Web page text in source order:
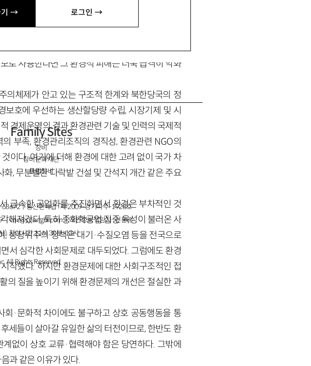
기 → 로그인 →
날로 심각해지고 있다. 북한의 경제가 회생되어
로 사용한다면 그 환경적 피해는 더욱 급격히 악화
의체제가 안고 있는 구조적 한계와 북한당국의 정
호에 우선하는 생산할당량 수립, 시장기제 및 시
경제운영의 결과 환경관련 기술 및 인력의 국제적
부족, 환경관리조직의 경직성, 환경관련 NGO의
이다. 여기에 더해 환경에 대한 고려 없이 국가 차
, 무분별한 다락밭 건설 및 간석지 개간 같은 주요
급속한 공업화를 추진하면서 환경은 부차적인 것
해져갔다. 특히 중화학공업 집중 육성이 불러온 사
성장위주의 정책은 대기·수질오염 등을 전국으로
서 심각한 사회문제로 대두되었다. 그럼에도 환경
작했다. 하지만 환경문제에 대한 사회구조적인 접
의 질을 높이기 위해 환경문제의 개선은 절실한 과
회·문화적 차이에도 불구하고 상호 공동행동을 통
세들이 살아갈 유일한 삶의 터전이므로, 한반도 환
없이 상호 교류·협력해야 함은 당연하다. 그밖에
과 같은 이유가 있다.
Family Sites
창비
창비문화재단
클럽창비
ㅣ통신판매업 : 제 2009-경기파주-1928호
ㅣcnc@changbi.comㅣ개인정보책임자 : 신문수
), 점심시간 11시 30분~13시
All Rights Reserved.